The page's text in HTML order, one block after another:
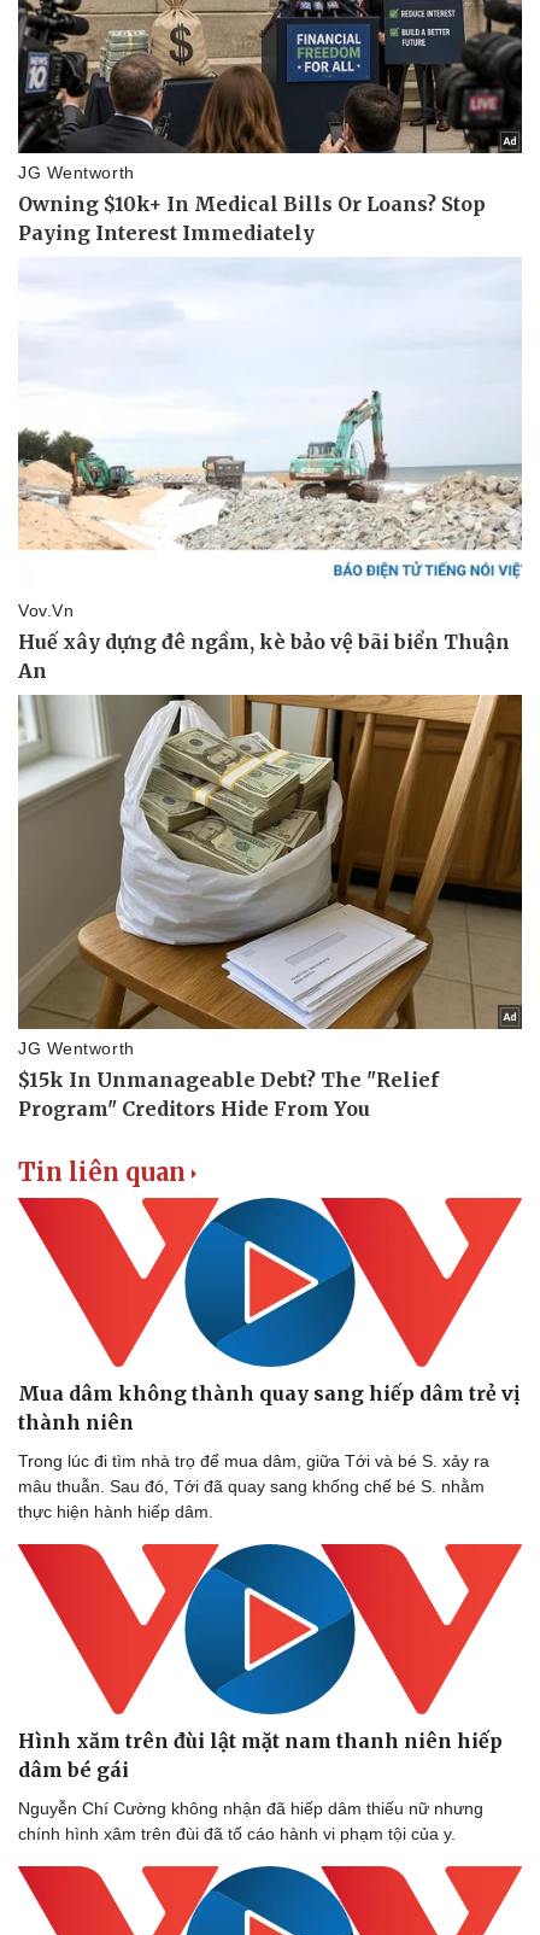
Tin nóng
Tư vấn luật
Quân sự - Quốc phòng
Vũ khí
Việt Nam
Phân tích
Tin liên quan
Mua dâm không thành quay sang hiếp dâm trẻ vị
thành niên
Trong lúc đi tìm nhà trọ để mua dâm, giữa Tới và bé S. xảy ra
mâu thuẫn. Sau đó, Tới đã quay sang khống chế bé S. nhằm
thực hiện hành hiếp dâm.
Hình xăm trên đùi lật mặt nam thanh niên hiếp
dâm bé gái
Nguyễn Chí Cường không nhận đã hiếp dâm thiếu nữ nhưng
chính hình xâm trên đùi đã tố cáo hành vi phạm tội của y.